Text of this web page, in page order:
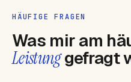
HÄUFIGE FRAGEN
Was mir am
Leistunggefragt